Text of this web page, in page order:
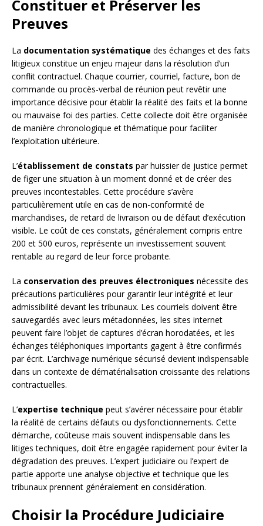
Constituer et Préserver les
Preuves
La documentation systématique des échanges et des faits
litigieux constitue un enjeu majeur dans la résolution d’un
conflit contractuel. Chaque courrier, courriel, facture, bon de
commande ou procès-verbal de réunion peut revêtir une
importance décisive pour établir la réalité des faits et la bonne
ou mauvaise foi des parties. Cette collecte doit être organisée
de manière chronologique et thématique pour faciliter
l’exploitation ultérieure.
L’établissement de constats par huissier de justice permet
de figer une situation à un moment donné et de créer des
preuves incontestables. Cette procédure s’avère
particulièrement utile en cas de non-conformité de
marchandises, de retard de livraison ou de défaut d’exécution
visible. Le coût de ces constats, généralement compris entre
200 et 500 euros, représente un investissement souvent
rentable au regard de leur force probante.
La conservation des preuves électroniques nécessite des
précautions particulières pour garantir leur intégrité et leur
admissibilité devant les tribunaux. Les courriels doivent être
sauvegardés avec leurs métadonnées, les sites internet
peuvent faire l’objet de captures d’écran horodatées, et les
échanges téléphoniques importants gagent à être confirmés
par écrit. L’archivage numérique sécurisé devient indispensable
dans un contexte de dématérialisation croissante des relations
contractuelles.
L’expertise technique peut s’avérer nécessaire pour établir
la réalité de certains défauts ou dysfonctionnements. Cette
démarche, coûteuse mais souvent indispensable dans les
litiges techniques, doit être engagée rapidement pour éviter la
dégradation des preuves. L’expert judiciaire ou l’expert de
partie apporte une analyse objective et technique que les
tribunaux prennent généralement en considération.
Choisir la Procédure Judiciaire